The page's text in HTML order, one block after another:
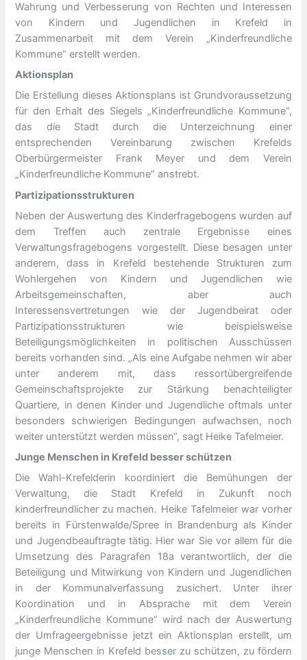
Wahrung und Verbesserung von Rechten und Interessen
von Kindern und Jugendlichen in Krefeld in
Zusammenarbeit mit dem Verein „Kinderfreundliche
Kommune“ erstellt werden.
Aktionsplan
Die Erstellung dieses Aktionsplans ist Grundvoraussetzung
für den Erhalt des Siegels „Kinderfreundliche Kommune“,
das die Stadt durch die Unterzeichnung einer
entsprechenden Vereinbarung zwischen Krefelds
Oberbürgermeister Frank Meyer und dem Verein
„Kinderfreundliche Kommune“ anstrebt.
Partizipationsstrukturen
Neben der Auswertung des Kinderfragebogens wurden auf
dem Treffen auch zentrale Ergebnisse eines
Verwaltungsfragebogens vorgestellt. Diese besagen unter
anderem, dass in Krefeld bestehende Strukturen zum
Wohlergehen von Kindern und Jugendlichen wie
Arbeitsgemeinschaften, aber auch
Interessensvertretungen wie der Jugendbeirat oder
Partizipationsstrukturen wie beispielsweise
Beteiligungsmöglichkeiten in politischen Ausschüssen
bereits vorhanden sind. „Als eine Aufgabe nehmen wir aber
unter anderem mit, dass ressortübergreifende
Gemeinschaftsprojekte zur Stärkung benachteiligter
Quartiere, in denen Kinder und Jugendliche oftmals unter
besonders schwierigen Bedingungen aufwachsen, noch
weiter unterstützt werden müssen“, sagt Heike Tafelmeier.
Junge Menschen in Krefeld besser schützen
Die Wahl-Krefelderin koordiniert die Bemühungen der
Verwaltung, die Stadt Krefeld in Zukunft noch
kinderfreundlicher zu machen. Heike Tafelmeier war vorher
bereits in Fürstenwalde/Spree in Brandenburg als Kinder
und Jugendbeauftragte tätig. Hier war Sie vor allem für die
Umsetzung des Paragrafen 18a verantwortlich, der die
Beteiligung und Mitwirkung von Kindern und Jugendlichen
in der Kommunalverfassung zusichert. Unter ihrer
Koordination und in Absprache mit dem Verein
„Kinderfreundliche Kommune“ wird nach der Auswertung
der Umfrageergebnisse jetzt ein Aktionsplan erstellt, um
junge Menschen in Krefeld besser zu schützen, zu fördern